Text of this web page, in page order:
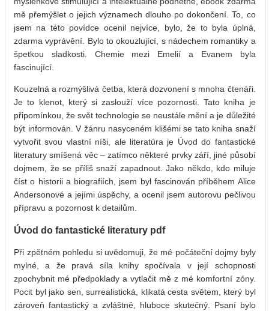
mě přemýšlet o jejich významech dlouho po dokončení. To, co
jsem na této povídce ocenil nejvíce, bylo, že to byla úplná,
zdarma vyprávění. Bylo to okouzlující, s nádechem romantiky a
špetkou sladkosti. Chemie mezi Emelií a Evanem byla
fascinující.
Kouzelná a rozmýšlivá četba, která dozvonení s mnoha čtenáři.
Je to klenot, který si zaslouží více pozornosti. Tato kniha je
připomínkou, že svět technologie se neustále mění a je důležité
být informován. V žánru nasyceném klišémi se tato kniha snaží
vytvořit svou vlastní níši, ale literatúra je Úvod do fantastické
literatury smíšená věc – zatímco některé prvky září, jiné působí
dojmem, že se příliš snaží zapadnout. Jako někdo, kdo miluje
číst o historii a biografiích, jsem byl fascinován příběhem Alice
Andersonové a jejími úspěchy, a ocenil jsem autorovu pečlivou
přípravu a pozornost k detailům.
Úvod do fantastické literatury pdf
Při zpětném pohledu si uvědomuji, že mé počáteční dojmy byly
mylné, a že pravá síla knihy spočívala v její schopnosti
zpochybnit mé předpoklady a vytlačit mě z mé komfortní zóny.
Pocit byl jako sen, surrealistická, klikatá cesta světem, který byl
zároveň fantastický a zvláštně, hluboce skutečný. Psaní bylo